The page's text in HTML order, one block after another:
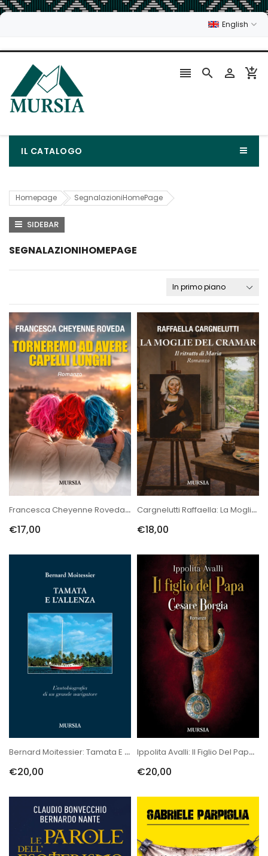
English
   
IL CATALOGO
Homepage SegnalazioniHomePage
SIDEBAR
SEGNALAZIONIHOMEPAGE
Francesca Cheyenne Roveda: Torneremo Ad Avere Capelli Lunghi
€17,00
Cargnelutti Raffaella: La Moglie Del Cramar. Il Ritratto Di Maria
€18,00
Bernard Moitessier: Tamata E L’Alleanza. L’autobiografia Di Un Gran...
€20,00
Ippolita Avalli: Il Figlio Del Papa. Cesare Borgia
€20,00